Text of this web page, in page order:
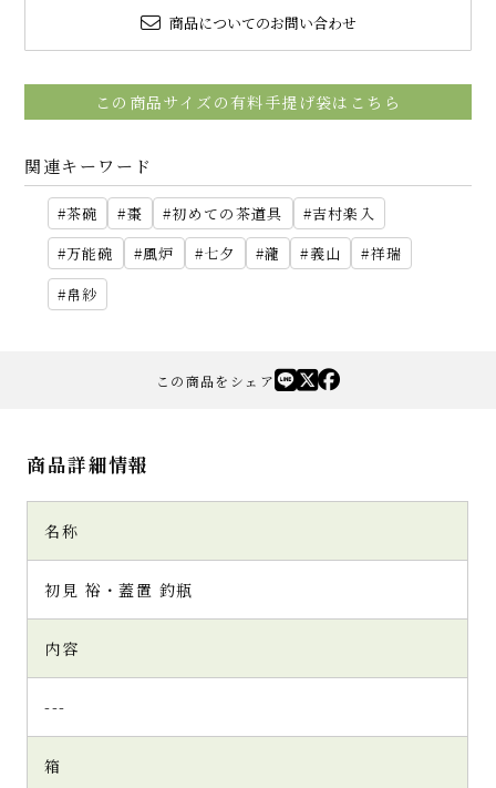
商品についてのお問い合わせ
この商品サイズの有料手提げ袋はこちら
関連キーワード
茶碗 棗 初めての茶道具
吉村楽入
万能碗
風炉 七夕 瀧 義山
祥瑞
帛紗
この商品をシェア
商品詳細情報
名称
初見 裕・蓋置 釣瓶
内容
---
箱